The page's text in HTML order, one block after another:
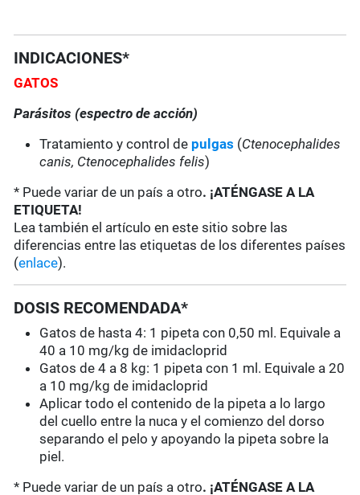
INDICACIONES*
GATOS
Parásitos (espectro de acción)
Tratamiento y control de pulgas (Ctenocephalides
canis, Ctenocephalides felis)
* Puede variar de un país a otro. ¡ATÉNGASE A LA
ETIQUETA!
Lea también el artículo en este sitio sobre las
diferencias entre las etiquetas de los diferentes países
(enlace).
DOSIS RECOMENDADA*
Gatos de hasta 4: 1 pipeta con 0,50 ml. Equivale a
40 a 10 mg/kg de imidacloprid
Gatos de 4 a 8 kg: 1 pipeta con 1 ml. Equivale a 20
a 10 mg/kg de imidacloprid
Aplicar todo el contenido de la pipeta a lo largo
del cuello entre la nuca y el comienzo del dorso
separando el pelo y apoyando la pipeta sobre la
piel.
* Puede variar de un país a otro. ¡ATÉNGASE A LA